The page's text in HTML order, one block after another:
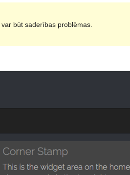
būt saderības problēmas.
Pēdējoreiz atjaunināts
Tēmas sākumlapa